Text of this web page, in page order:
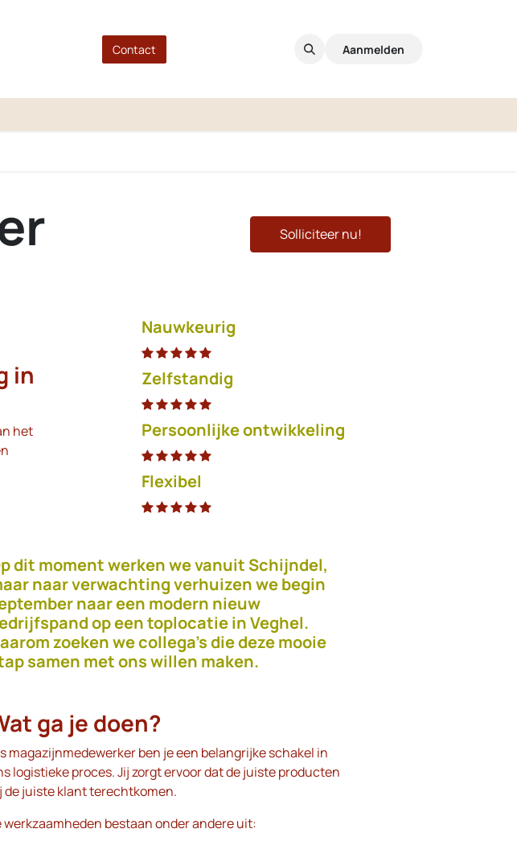
Contact Aanmelden
Solliciteer nu!
in
het
Nauwkeurig
​Zelfstandig
Persoonlijkeontwikkeling
Flexibel
dit moment werken we vanuit Schijndel,
naar verwachting verhuizen we begin
naar een modern nieuw
op een toplocatie in Veghel.
zoeken we collega's die deze mooie
samen met ons willen maken.
ga je doen?
magazijnmedewerker ben je een belangrijke schakel in
logistieke proces. Jij zorgt ervoor dat de juiste producten
de juiste klant terechtkomen.
werkzaamheden bestaan onder andere uit: